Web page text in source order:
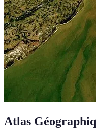
Atlas